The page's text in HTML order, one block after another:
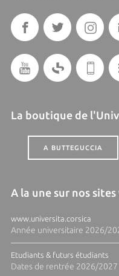
La boutique de
A BUTTEGUCCIA
A la une sur nos sites
www.universita.corsica
Année universitaire 2026/
Etudiants & futurs étudiants
Dates de rentrée 2026/2027